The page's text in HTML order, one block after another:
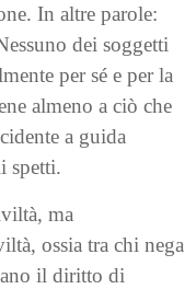
In altre parole:
dei soggetti
per sé e per la
almeno a ciò che
a guida
spetti.
ma
ossia tra chi nega
il diritto di